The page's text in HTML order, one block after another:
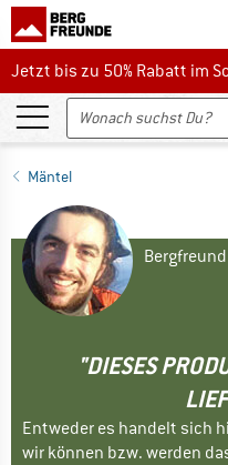
Jetzt bis zu 50% Rabatt im
Jetzt bis zu 50% Rabatt im
Mäntel
"DIESES
Entweder es handelt sich
wir können bzw. werden